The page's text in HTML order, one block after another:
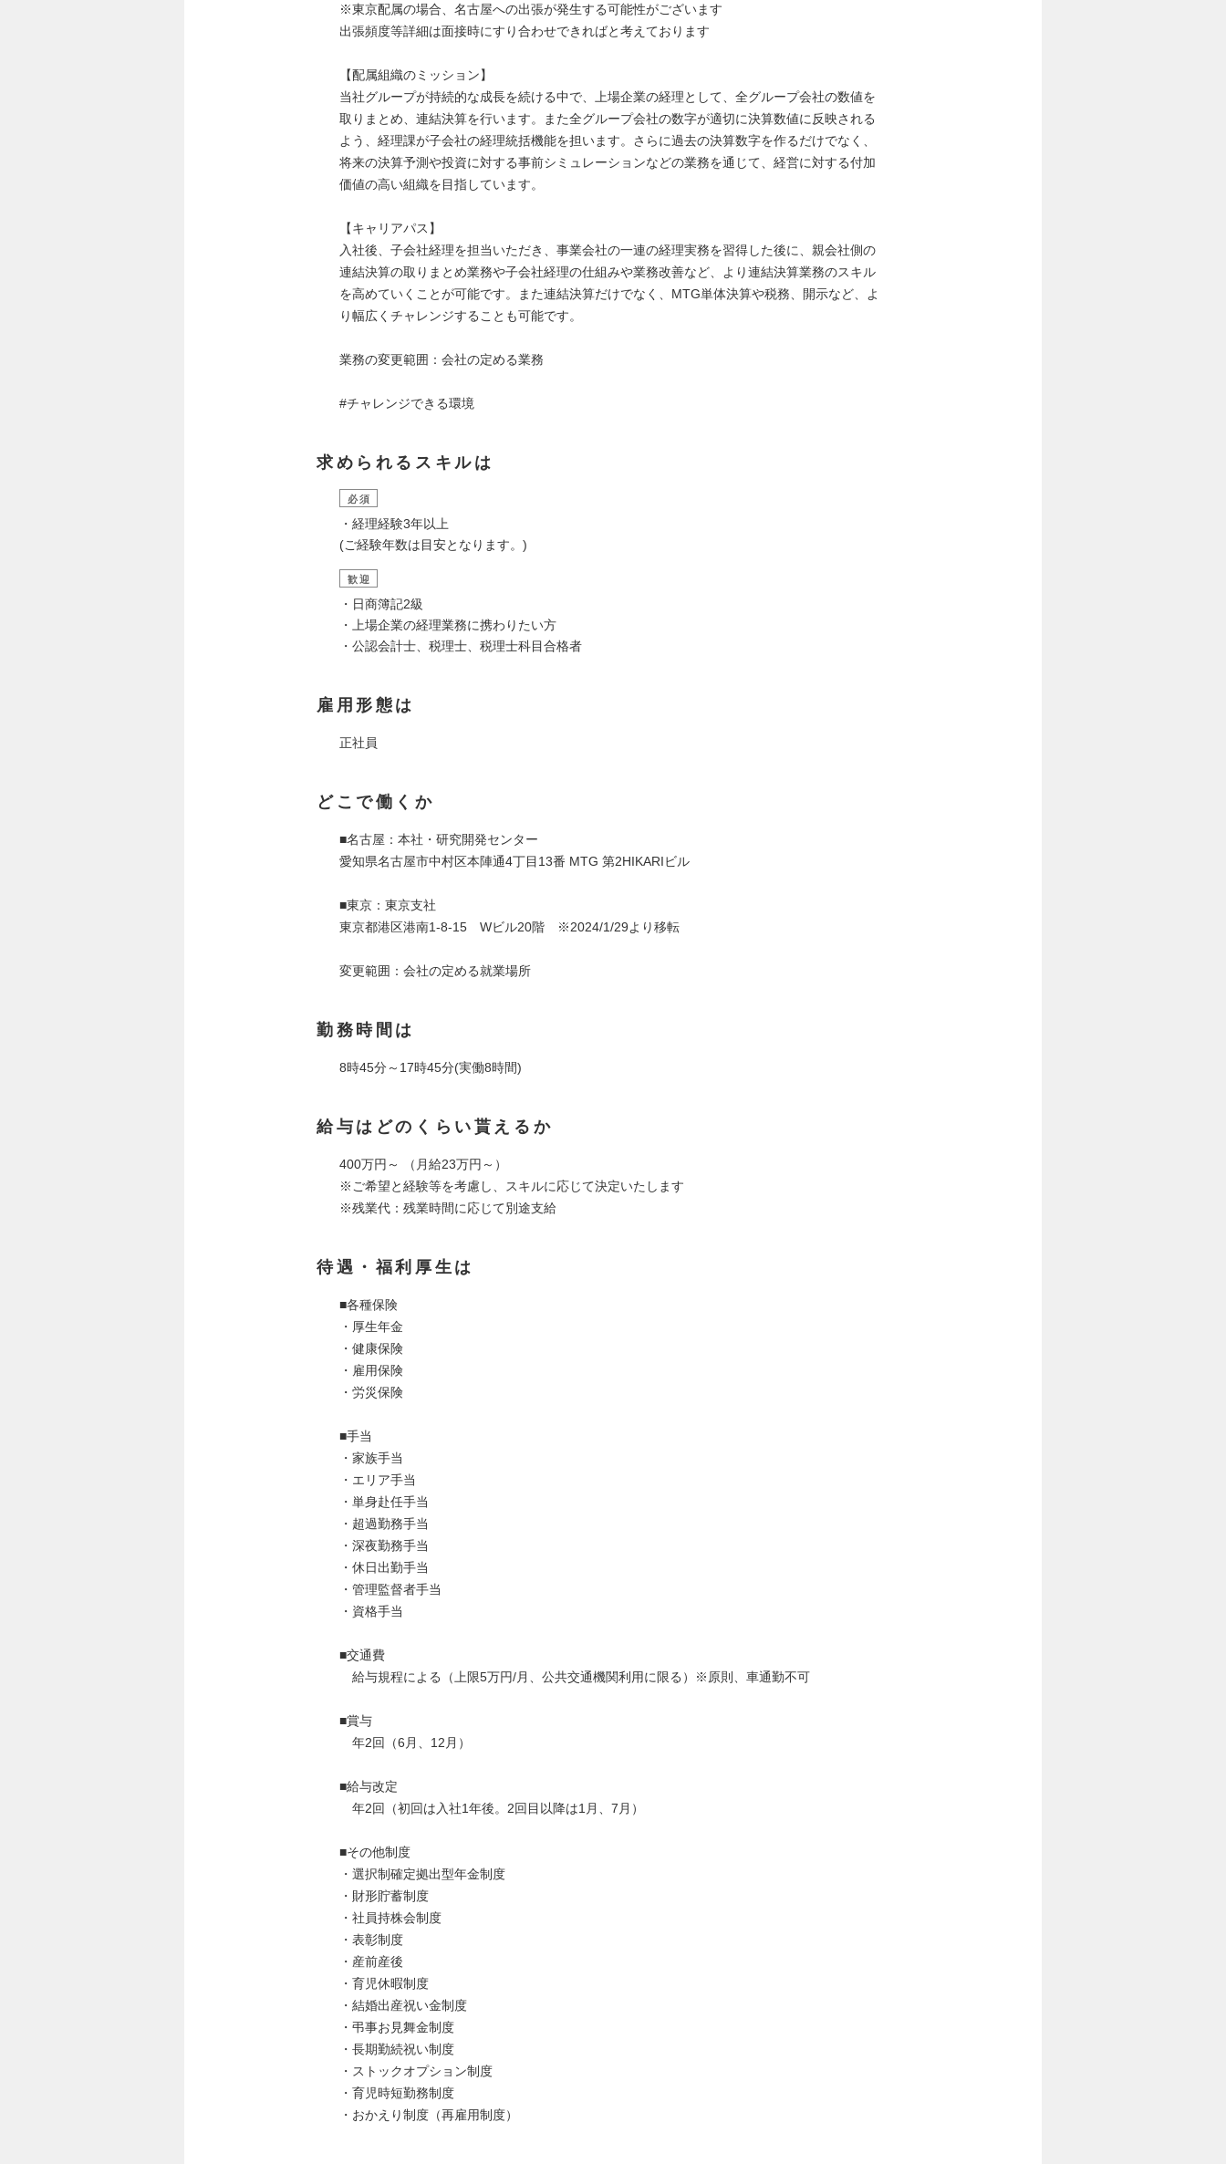
※東京配属の場合、名古屋への出張が発生する可能性がございます
出張頻度等詳細は面接時にすり合わせできればと考えております
【配属組織のミッション】
当社グループが持続的な成長を続ける中で、上場企業の経理として、全グループ会社の数値を
取りまとめ、連結決算を行います。また全グループ会社の数字が適切に決算数値に反映される
よう、経理課が子会社の経理統括機能を担います。さらに過去の決算数字を作るだけでなく、
将来の決算予測や投資に対する事前シミュレーションなどの業務を通じて、経営に対する付加
価値の高い組織を目指しています。
【キャリアパス】
入社後、子会社経理を担当いただき、事業会社の一連の経理実務を習得した後に、親会社側の
連結決算の取りまとめ業務や子会社経理の仕組みや業務改善など、より連結決算業務のスキル
を高めていくことが可能です。また連結決算だけでなく、MTG単体決算や税務、開示など、よ
り幅広くチャレンジすることも可能です。
業務の変更範囲：会社の定める業務
#チャレンジできる環境
求められるスキルは
必須
・経理経験3年以上
(ご経験年数は目安となります。)
歓迎
・日商簿記2級
・上場企業の経理業務に携わりたい方
・公認会計士、税理士、税理士科目合格者
雇用形態は
正社員
どこで働くか
■名古屋：本社・研究開発センター
愛知県名古屋市中村区本陣通4丁目13番 MTG 第2HIKARIビル
■東京：東京支社
東京都港区港南1-8-15 Wビル20階 ※2024/1/29より移転
変更範囲：会社の定める就業場所
勤務時間は
8時45分～17時45分(実働8時間)
給与はどのくらい貰えるか
400万円～ （月給23万円～）
※ご希望と経験等を考慮し、スキルに応じて決定いたします
※残業代：残業時間に応じて別途支給
待遇・福利厚生は
■各種保険
・厚生年金
・健康保険
・雇用保険
・労災保険
■手当
・家族手当
・エリア手当
・単身赴任手当
・超過勤務手当
・深夜勤務手当
・休日出勤手当
・管理監督者手当
・資格手当
■交通費
給与規程による（上限5万円/月、公共交通機関利用に限る）※原則、車通勤不可
■賞与
年2回（6月、12月）
■給与改定
年2回（初回は入社1年後。2回目以降は1月、7月）
■その他制度
・選択制確定拠出型年金制度
・財形貯蓄制度
・社員持株会制度
・表彰制度
・産前産後
・育児休暇制度
・結婚出産祝い金制度
・弔事お見舞金制度
・長期勤続祝い制度
・ストックオプション制度
・育児時短勤務制度
・おかえり制度（再雇用制度）